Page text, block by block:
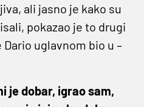
ali jasno je kako su
pokazao je to drugi
uglavnom bio u –
je dobar, igrao sam,